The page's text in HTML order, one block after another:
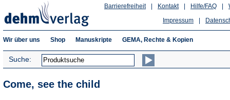
Hilfe/FAQ
Kontakt
Barrierefreiheit
Impressum
Wir über uns Shop Manuskripte GEMA, Rechte & Kopien
Suche:
Come, see the child